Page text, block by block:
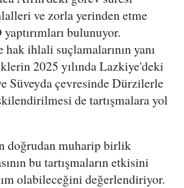
ve zorla yerinden etme
bulunuyor.
ihlali suçlamalarının yanı
2025 yılında Lazkiye'deki
Süveyda çevresinde Dürzilerle
de tartışmalara yol
doğrudan muharip birlik
bu tartışmaların etkisini
olabileceğini değerlendiriyor.